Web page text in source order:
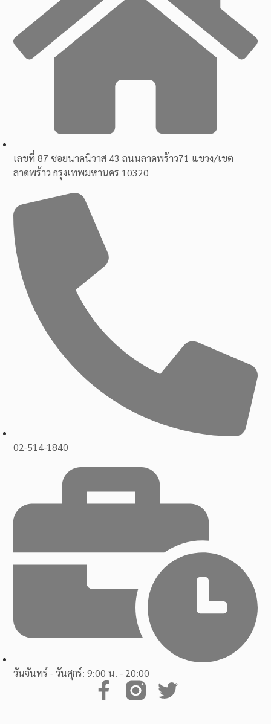
เลขที่ 87 ซอยนาคนิวาส 43 ถนนลาดพร้าว71 แขวง/เขต
ลาดพร้าว กรุงเทพมหานคร 10320
02-514-1840
วันจันทร์ - วันศุกร์: 9:00 น. - 20:00